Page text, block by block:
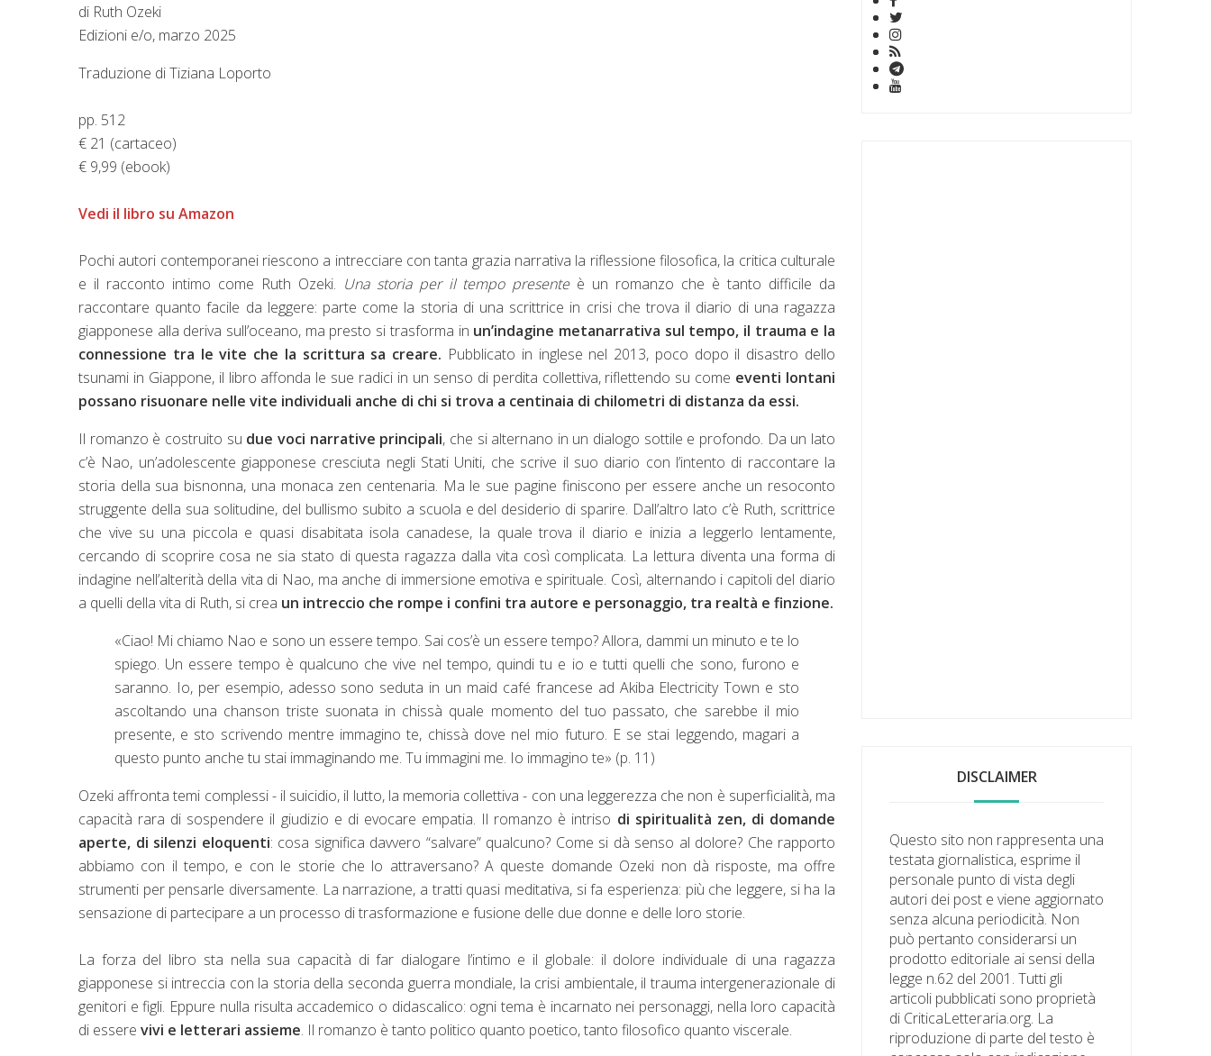
di Ruth Ozeki
Edizioni e/o, marzo 2025
Traduzione di Tiziana Loporto
pp. 512
€ 21 (cartaceo)
€ 9,99 (ebook)
Vedi il libro su Amazon
Pochi autori contemporanei riescono a intrecciare con tanta grazia narrativa la riflessione filosofica, la critica culturale
e il racconto intimo come Ruth Ozeki. Una storia per il tempo presenteè un romanzo che è tanto difficile da
raccontare quanto facile da leggere: parte come la storia di una scrittrice in crisi che trova il diario di una ragazza
giapponese alla deriva sull’oceano, ma presto si trasforma in un’indagine metanarrativa sul tempo, il trauma e la
connessione tra le vite che la scrittura sa creare. Pubblicato in inglese nel 2013, poco dopo il disastro dello
tsunami in Giappone, il libro affonda le sue radici in un senso di perdita collettiva, riflettendo su come eventi lontani
possano risuonare nelle vite individuali anche di chi si trova a centinaia di chilometri di distanza da essi.
Il romanzo è costruito su due voci narrative principali, che si alternano in un dialogo sottile e profondo. Da un lato
c’è Nao, un’adolescente giapponese cresciuta negli Stati Uniti, che scrive il suo diario con l’intento di raccontare la
storia della sua bisnonna, una monaca zen centenaria. Ma le sue pagine finiscono per essere anche un resoconto
struggente della sua solitudine, del bullismo subito a scuola e del desiderio di sparire. Dall’altro lato c’è Ruth, scrittrice
che vive su una piccola e quasi disabitata isola canadese, la quale trova il diario e inizia a leggerlo lentamente,
cercando di scoprire cosa ne sia stato di questa ragazza dalla vita così complicata. La lettura diventa una forma di
indagine nell’alterità della vita di Nao, ma anche di immersione emotiva e spirituale. Così, alternando i capitoli del diario
a quelli della vita di Ruth, si crea un intreccio che rompe i confini tra autore e personaggio, tra realtà e finzione.
«Ciao! Mi chiamo Nao e sono un essere tempo. Sai cos’è un essere tempo? Allora, dammi un minuto e te lo
spiego. Un essere tempo è qualcuno che vive nel tempo, quindi tu e io e tutti quelli che sono, furono e
saranno. Io, per esempio, adesso sono seduta in un maid café francese ad Akiba Electricity Town e sto
ascoltando una chanson triste suonata in chissà quale momento del tuo passato, che sarebbe il mio
presente, e sto scrivendo mentre immagino te, chissà dove nel mio futuro. E se stai leggendo, magari a
questo punto anche tu stai immaginando me. Tu immagini me. Io immagino te» (p. 11)
Ozeki affronta temi complessi - il suicidio, il lutto, la memoria collettiva - con una leggerezza che non è superficialità, ma
capacità rara di sospendere il giudizio e di evocare empatia. Il romanzo è intriso di spiritualità zen, di domande
aperte, di silenzi eloquenti: cosa significa davvero “salvare” qualcuno? Come si dà senso al dolore? Che rapporto
abbiamo con il tempo, e con le storie che lo attraversano? A queste domande Ozeki non dà risposte, ma offre
strumenti per pensarle diversamente. La narrazione, a tratti quasi meditativa, si fa esperienza: più che leggere, si ha la
sensazione di partecipare a un processo di trasformazione e fusione delle due donne e delle loro storie.
La forza del libro sta nella sua capacità di far dialogare l’intimo e il globale: il dolore individuale di una ragazza
giapponese si intreccia con la storia della seconda guerra mondiale, la crisi ambientale, il trauma intergenerazionale di
genitori e figli. Eppure nulla risulta accademico o didascalico: ogni tema è incarnato nei personaggi, nella loro capacità
di essere vivi e letterari assieme. Il romanzo è tanto politico quanto poetico, tanto filosofico quanto viscerale.
DISCLAIMER
Questo sito non rappresenta una
testata giornalistica, esprime il
personale punto di vista degli
autori dei post e viene aggiornato
senza alcuna periodicità. Non
può pertanto considerarsi un
prodotto editoriale ai sensi della
legge n.62 del 2001. Tutti gli
articoli pubblicati sono proprietà
di CriticaLetteraria.org. La
riproduzione di parte del testo è